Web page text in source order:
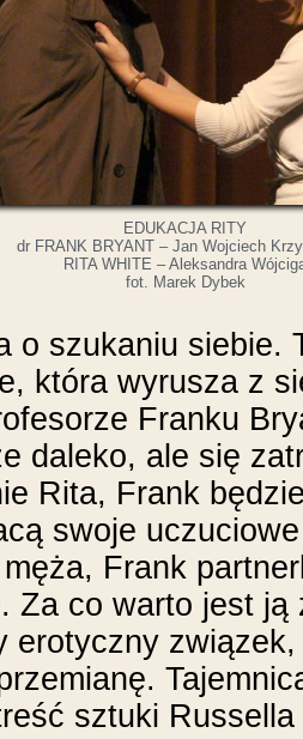
EDUKACJA RITY
dr FRANK BRYANT – Jan Wojciech
RITA WHITE – Aleksandra
fot. Marek Dybek
o szukaniu siebie.
która wyrusza z
Franku
daleko, ale się
Rita, Frank
swoje
Frank
Za co warto jest ją
erotyczny
sztuki